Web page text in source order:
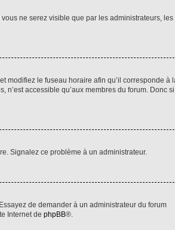
ne serez visible que par les administrateurs, les
modifiez le fuseau horaire afin qu’il corresponde à
accessible qu’aux membres du forum. Donc
Signalez ce problème à un administrateur.
de demander à un administrateur du forum
Internet de phpBB®.